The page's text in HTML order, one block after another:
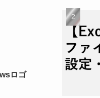
ロゴ